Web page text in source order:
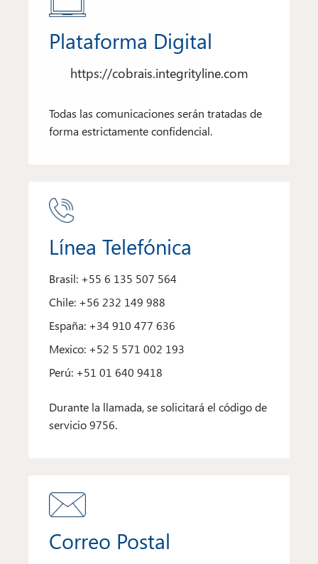
Plataforma Digital
https://cobrais.integrityline.com
Todas las comunicaciones serán tratadas de
forma estrictamente confidencial.
Línea Telefónica
Brasil: +55 6 135 507 564
Chile: +56 232 149 988
España: +34 910 477 636
Mexico: +52 5 571 002 193
Perú: +51 01 640 9418
Durante la llamada, se solicitará el código de
servicio 9756.
Correo Postal